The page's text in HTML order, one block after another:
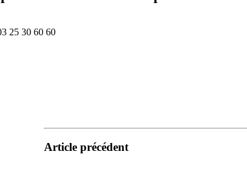
25 30 60 60
Article précédent